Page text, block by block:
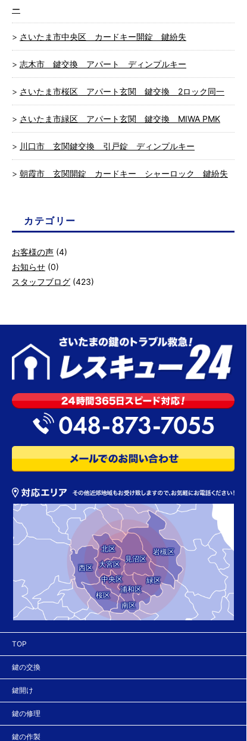
ー
さいたま市中央区 カードキー開錠 鍵紛失
志木市 鍵交換 アパート ディンプルキー
さいたま市桜区 アパート玄関 鍵交換 2ロック同一
さいたま市緑区 アパート玄関 鍵交換 MIWA PMK
川口市 玄関鍵交換 引戸錠 ディンプルキー
朝霞市 玄関開錠 カードキー シャーロック 鍵紛失
カテゴリー
お客様の声 (4)
お知らせ (0)
スタッフブログ (423)
西区
北区
大宮区
中央区
桜区
見沼区
岩槻区
緑区
浦和区
南区
TOP
鍵の交換
鍵開け
鍵の修理
鍵の作製